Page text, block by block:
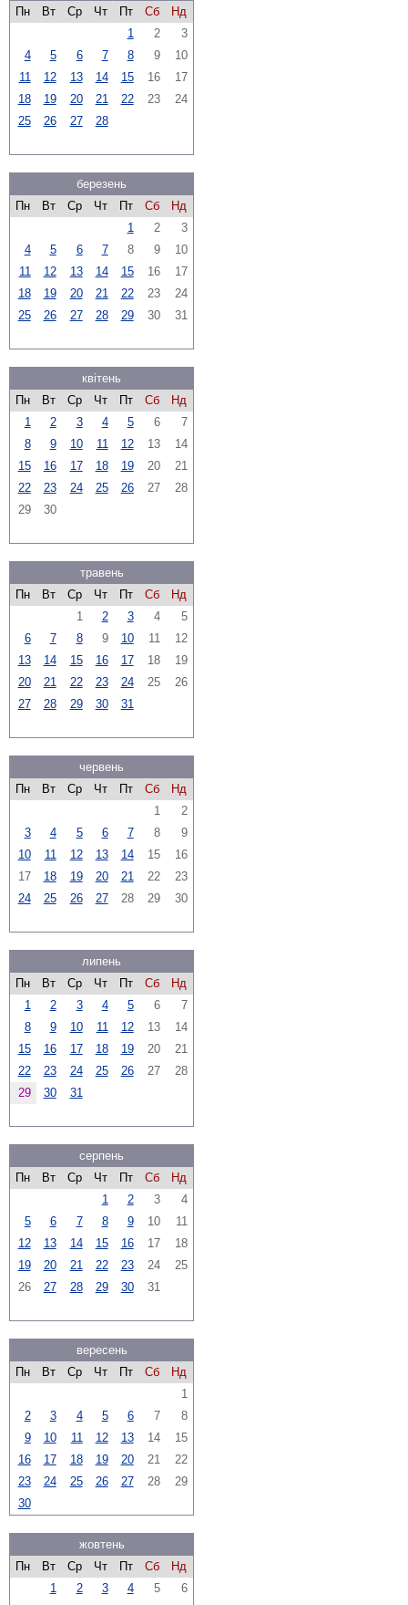
Пн
Вт Ср Чт Пт Сб
Нд
1
2
3
4
5 6 7 8 9
10
11
12 13 14 15 16
17
18
19 20 21 22 23
24
25
26 27 28
березень
Пн
Вт Ср Чт Пт Сб
Нд
1
2
3
4
5 6 7 8 9
10
11
12 13 14 15 16
17
18
19 20 21 22 23
24
25
26 27 28 29 30 31
квітень
Пн
Вт Ср Чт Пт Сб
Нд
1
2 3 4 5 6
7
8
9 10 11 12 13
14
15
16 17 18 19 20
21
22
23 24 25 26 27
28
29
30
травень
Пн
Вт Ср Чт Пт Сб
Нд
1
2 3 4
5
6
7 8 9 10 11
12
13
14 15 16 17 18
19
20
21 22 23 24 25
26
27
28 29 30 31
червень
Пн
Вт Ср Чт Пт Сб
Нд
1
2
3
4 5 6 7 8
9
10
11 12 13 14 15
16
17
18 19 20 21 22
23
24
25 26 27 28 29 30
липень
Пн
Вт Ср Чт Пт Сб
Нд
1
2 3 4 5 6
7
8
9 10 11 12 13
14
15
16 17 18 19 20
21
22
23 24 25 26 27
28
29
30 31
серпень
Пн
Вт Ср Чт Пт Сб
Нд
1
2 3
4
5
6 7 8 9 10
11
12
13 14 15 16 17
18
19
20 21 22 23 24
25
26
27 28 29 30 31
вересень
Пн
Вт Ср Чт Пт Сб
Нд
1
2
3 4 5 6 7
8
9
10 11 12 13 14
15
16
17 18 19 20 21
22
23
24 25 26 27 28
29
30
жовтень
Пн
Вт Ср Чт Пт Сб
Нд
1
2 3 4 5
6